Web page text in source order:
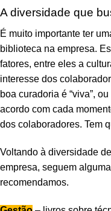
A diversidade que
É muito importante ter
biblioteca na empresa.
fatores, entre eles a
interesse dos
boa curadoria é “viva”,
acordo com cada
dos colaboradores. Tem
Voltando à diversidade
empresa, seguem
recomendamos.